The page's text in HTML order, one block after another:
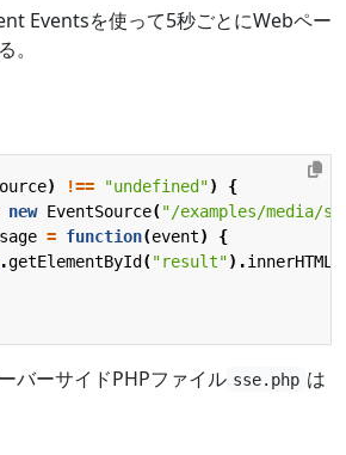
Eventsを使って5秒ごとにWebペー
。
) !== "undefined")
{
new EventSource("/examples/media/
= function(event)
{
.getElementById ("result").innerHTML
バーサイドPHPファイル sse.php は